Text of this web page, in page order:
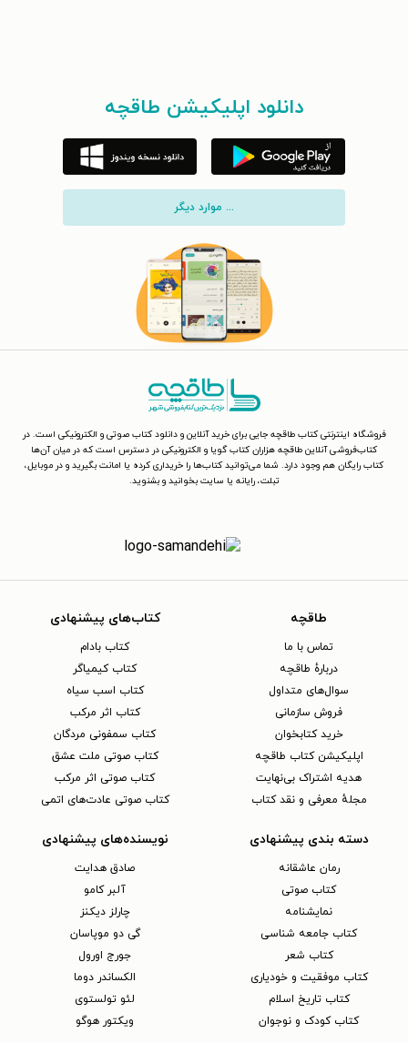
دانلود اپلیکیشن طاقچه
... موارد دیگر
فروشگاه اینترنتی کتاب طاقچه جایی برای خرید آنلاین و دانلود کتاب صوتی و الکترونیکی است. در
کتاب‌فروشی آنلاین طاقچه هزاران کتاب گویا و الکترونیکی در دسترس است که در میان آن‌ها
کتاب رایگان هم وجود دارد. شما می‌توانید کتاب‌ها را خریداری کرده یا امانت بگیرید و در موبایل،
تبلت، رایانه یا سایت بخوانید و بشنوید.
طاقچه
تماس با ما
دربارهٔ طاقچه
سوال‌های متداول
فروش سازمانی
خرید کتابخوان
اپلیکیشن کتاب طاقچه
هدیه اشتراک بی‌نهایت
مجلهٔ معرفی و نقد کتاب
کتاب‌های پیشنهادی
کتاب بادام
کتاب کیمیاگر
کتاب اسب سیاه
کتاب اثر مرکب
کتاب سمفونی مردگان
کتاب صوتی ملت عشق
کتاب صوتی اثر مرکب
کتاب صوتی عادت‌های اتمی
دسته بندی پیشنهادی
رمان عاشقانه
کتاب‌ صوتی
نمایشنامه
کتاب جامعه شناسی
کتاب شعر
کتاب موفقیت و خودیاری
کتاب تاریخ اسلام
کتاب کودک و نوجوان
نویسنده‌های پیشنهادی
صادق هدایت
آلبر کامو
چارلز دیکنز
گی دو موپاسان
جورج اورول
الکساندر دوما
لئو تولستوی
ویکتور هوگو